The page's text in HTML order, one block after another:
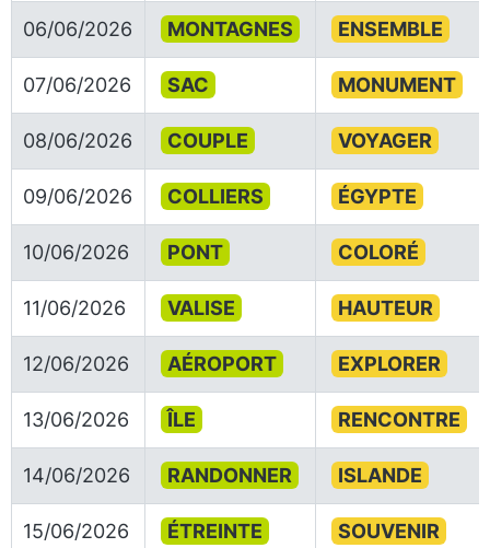
06/06/2026 MONTAGNES ENSEMBLE
07/06/2026 SAC MONUMENT
08/06/2026 COUPLE VOYAGER
09/06/2026 COLLIERS ÉGYPTE
10/06/2026 PONT COLORÉ
11/06/2026 VALISE HAUTEUR
12/06/2026 AÉROPORT EXPLORER
13/06/2026 ÎLE RENCONTRE
14/06/2026 RANDONNER ISLANDE
15/06/2026 ÉTREINTE SOUVENIR